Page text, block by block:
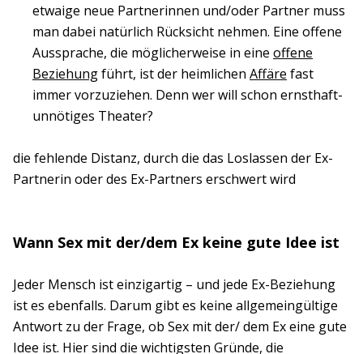
etwaige neue Partnerinnen und/oder Partner muss
man dabei natürlich Rücksicht nehmen. Eine offene
Aussprache, die möglicherweise in eine offene
Beziehungführt, ist der heimlichen Affäre fast
immer vorzuziehen. Denn wer will schon ernsthaft-
unnötiges Theater?
die fehlende Distanz, durch die das Loslassen der Ex-
Partnerin oder des Ex-Partners erschwert wird
Wann Sex mit der/dem Ex keine gute Idee ist
Jeder Mensch ist einzigartig – und jede Ex-Beziehung
ist es ebenfalls. Darum gibt es keine allgemeingültige
Antwort zu der Frage, ob Sex mit der/ dem Ex eine gute
Idee ist. Hier sind die wichtigsten Gründe, die